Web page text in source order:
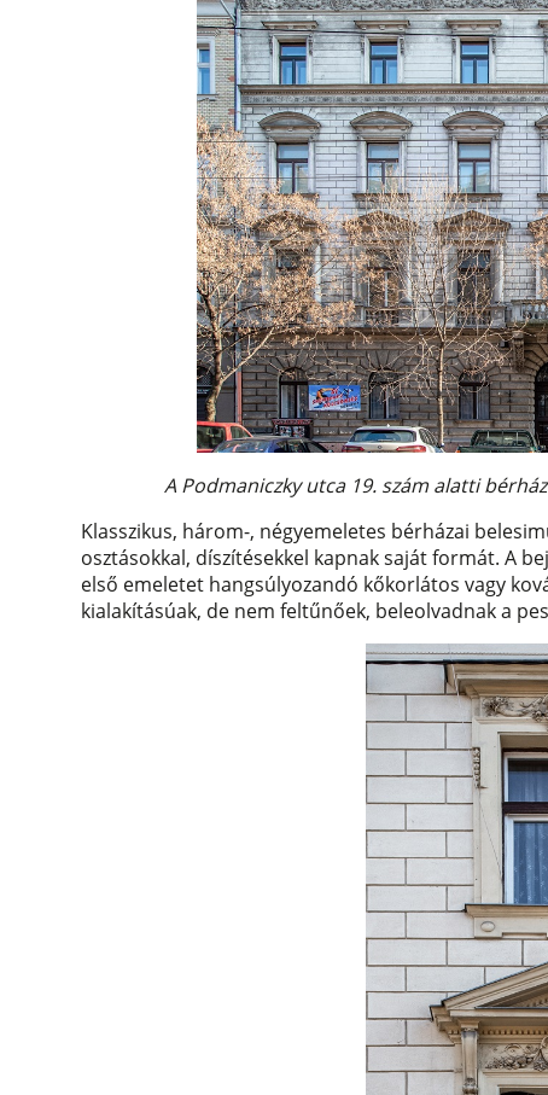
A Podmaniczky utca 19. szám alatti
Klasszikus, három-, négyemeletes bérházai
osztásokkal, díszítésekkel kapnak saját formát. A
első emeletet hangsúlyozandó kőkorlátos vagy
kialakításúak, de nem feltűnőek, beleolvadnak a